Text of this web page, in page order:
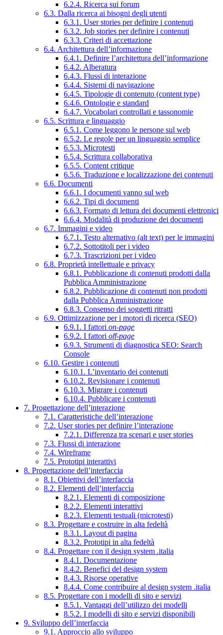
6.2.4. Ricerca sui forum
6.3. Dalla ricerca ai bisogni degli utenti
6.3.1. User stories per definire i contenuti
6.3.2. Job stories per definire i contenuti
6.3.3. Criteri di accettazione
6.4. Architettura dell’informazione
6.4.1. Definire l’architettura dell’informazione
6.4.2. Alberatura
6.4.3. Flussi di interazione
6.4.4. Sistemi di navigazione
6.4.5. Tipologie di contenuto (content type)
6.4.6. Ontologie e standard
6.4.7. Vocabolari controllati e tassonomie
6.5. Scrittura e linguaggio
6.5.1. Come leggono le persone sul web
6.5.2. Le regole per un linguaggio semplice
6.5.3. Microtesti
6.5.4. Scrittura collaborativa
6.5.5. Content critique
6.5.6. Traduzione e localizzazione dei contenuti
6.6. Documenti
6.6.1. I documenti vanno sul web
6.6.2. Tipi di documenti
6.6.3. Formato di lettura dei documenti elettronici
6.6.4. Modalità di produzione dei documenti
6.7. Immagini e video
6.7.1. Testo alternativo (alt text) per le immagini
6.7.2. Sottotitoli per i video
6.7.3. Trascrizioni per i video
6.8. Proprietà intellettuale e privacy
6.8.1. Pubblicazione di contenuti prodotti dalla
Pubblica Amministrazione
6.8.2. Pubblicazione di contenuti non prodotti
dalla Pubblica Amministrazione
6.8.3. Consenso dei soggetti ritratti
6.9. Ottimizzazione per i motori di ricerca (SEO)
6.9.1. I fattori on-page
6.9.2. I fattori off-page
6.9.3. Strumenti di diagnostica SEO: Search
Console
6.10. Gestire i contenuti
6.10.1. L’inventario dei contenuti
6.10.2. Revisionare i contenuti
6.10.3. Migrare i contenuti
6.10.4. Pubblicare i contenuti
7. Progettazione dell’interazione
7.1. Caratteristiche dell’interazione
7.2. User stories per definire l’interazione
7.2.1. Differenza tra scenari e user stories
7.3. Flussi di interazione
7.4. Wireframe
7.5. Prototipi interattivi
8. Progettazione dell’interfaccia
8.1. Obiettivi dell’interfaccia
8.2. Elementi dell’interfaccia
8.2.1. Elementi di composizione
8.2.2. Elementi interattivi
8.2.3. Elementi testuali (microtesti)
8.3. Progettare e costruire in alta fedeltà
8.3.1. Layout di pagina
8.3.2. Prototipi in alta fedeltà
8.4. Progettare con il design system .italia
8.4.1. Documentazione
8.4.2. Benefici del design system
8.4.3. Risorse operative
8.4.4. Come contribuire al design system .italia
8.5. Progettare con i modelli di sito e servizi
8.5.1. Vantaggi dell’utilizzo dei modelli
8.5.2. I modelli di sito e servizi disponibili
9. Sviluppo dell’interfaccia
9.1. Approccio allo sviluppo